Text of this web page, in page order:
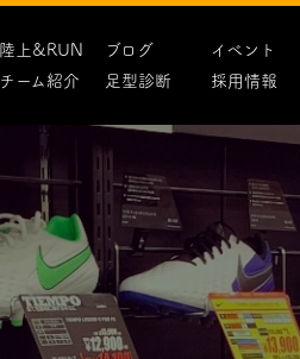
陸上&RUN ブログ イベント
チーム紹介 足型診断 採用情報